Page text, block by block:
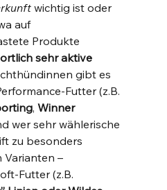
wichtig ist oder
auf
Produkte
sehr aktive
gibt es
Futter (z.B.
, Winner
wer sehr wählerische
zu besonders
Varianten –
Futter (z.B.